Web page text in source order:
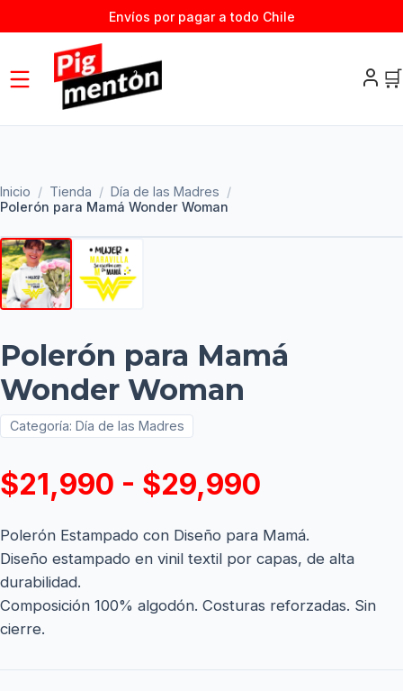
Envíos por pagar a todo Chile
🛒
Inicio / Tienda / Día de las Madres /
Polerón para Mamá Wonder Woman
Polerón para Mamá
Wonder Woman
Categoría: Día de las Madres
$21,990 - $29,990
Polerón Estampado con Diseño para Mamá.
Diseño estampado en vinil textil por capas, de alta
durabilidad.
Composición 100% algodón. Costuras reforzadas. Sin
cierre.